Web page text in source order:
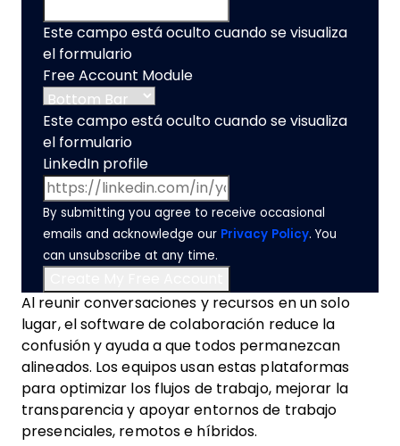
Este campo está oculto cuando se visualiza
el formulario
Free Account Module
Este campo está oculto cuando se visualiza
el formulario
LinkedIn profile
By submitting you agree to receive occasional
emails and acknowledge our Privacy Policy. You
can unsubscribe at any time.
Al reunir conversaciones y recursos en un solo
lugar, el software de colaboración reduce la
confusión y ayuda a que todos permanezcan
alineados. Los equipos usan estas plataformas
para optimizar los flujos de trabajo, mejorar la
transparencia y apoyar entornos de trabajo
presenciales, remotos e híbridos.